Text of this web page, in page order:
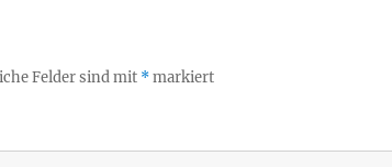
Felder sind mit *markiert